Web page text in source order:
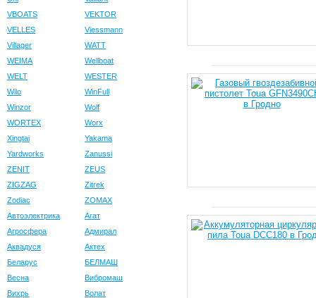
VBOATS
VEKTOR
VELLES
Viessmann
Villager
WATT
WEIMA
Wellboat
WELT
WESTER
Wilo
WinFull
Winzor
Wolf
WORTEX
Worx
Xingtai
Yakama
Yardworks
Zanussi
ZENIT
ZEUS
ZIGZAG
Zitrek
Zodiac
ZOMAX
Автоэлектрика
Агат
Агросфера
Адмирал
Аквадуся
Актех
Беларус
БЕЛМАШ
Весна
Вибромаш
Вихрь
Волат